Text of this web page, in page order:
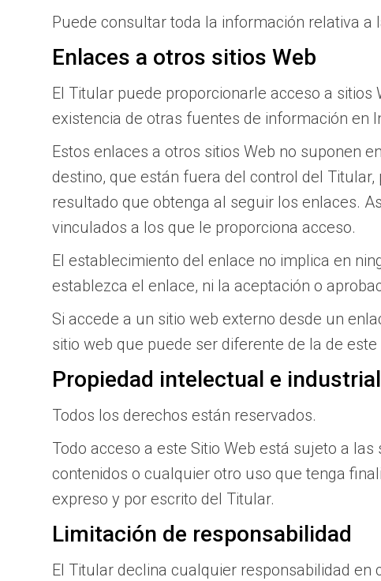
Puede consultar toda la información relativa
Enlaces a otros sitios Web
El Titular puede proporcionarle acceso a
existencia de otras fuentes de información en
Estos enlaces a otros sitios Web no suponen
destino, que están fuera del control del
resultado que obtenga al seguir los enlaces.
vinculados a los que le proporciona acceso.
El establecimiento del enlace no implica en
establezca el enlace, ni la aceptación o
Si accede a un sitio web externo desde un
sitio web que puede ser diferente de la de este
Propiedad intelectual e industrial
Todos los derechos están reservados.
Todo acceso a este Sitio Web está sujeto a
contenidos o cualquier otro uso que tenga
expreso y por escrito del Titular.
Limitación de responsabilidad
El Titular declina cualquier responsabilidad